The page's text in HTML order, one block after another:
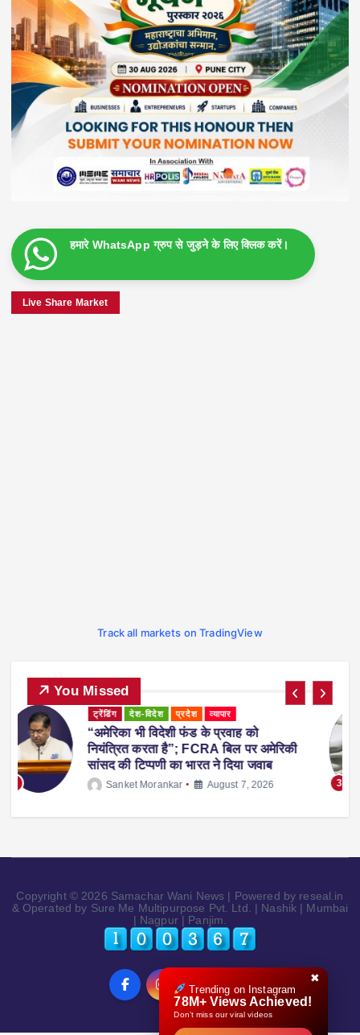
✖
Trending on Instagram
78M+ Views Achieved!
Don’t miss our viral videos
हमारे WhatsApp ग्रुप से जुड़ने के लिए क्लिक करें।
Live Share Market
Track all markets on TradingView
You Missed
ट्रेंडिंग देश-विदेश प्रदेश
महाराष्ट्र में नकली ‘एनालॉग पनीर’ पर 1 साल
का प्रतिबंध, होटल-रेस्टोरेंट में उपयोग करने पर
होगी सख्त कार्रवाई
Sanket Morankar August 5, 2026
Copyright © 2026 Samachar Wani News | Powered by reseal.in
& Operated by Sure Me Multipurpose Pvt. Ltd. | Nashik | Mumbai
| Nagpur | Panjim.